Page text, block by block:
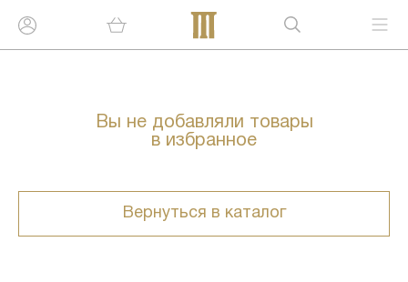
Вы не добавляли товары
в избранное
Вернуться в каталог